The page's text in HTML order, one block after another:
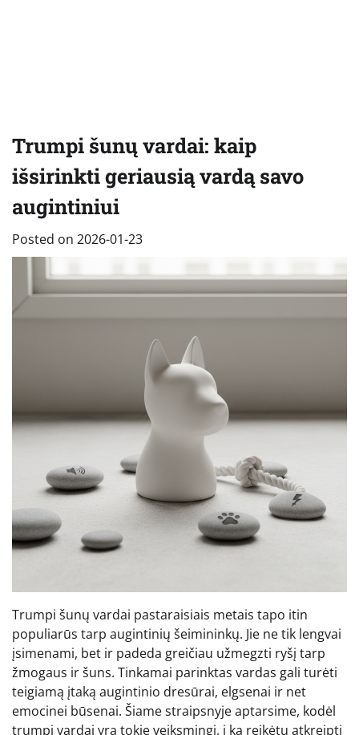
Trumpi šunų vardai: kaip
išsirinkti geriausią vardą savo
augintiniui
Posted on 2026-01-23
Trumpi šunų vardai pastaraisiais metais tapo itin
populiarūs tarp augintinių šeimininkų. Jie ne tik lengvai
įsimenami, bet ir padeda greičiau užmegzti ryšį tarp
žmogaus ir šuns. Tinkamai parinktas vardas gali turėti
teigiamą įtaką augintinio dresūrai, elgsenai ir net
emocinei būsenai. Šiame straipsnyje aptarsime, kodėl
trumpi vardai yra tokie veiksmingi, į ką reikėtų atkreipti